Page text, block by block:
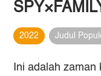
2022 Judul
Ini adalah